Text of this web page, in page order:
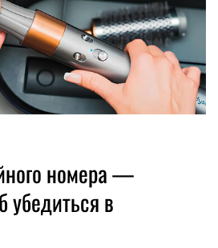
номера —
убедиться в